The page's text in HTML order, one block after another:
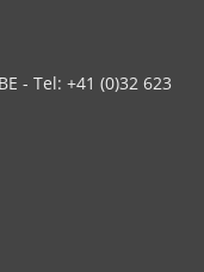
- Tel: +41 (0)32 623